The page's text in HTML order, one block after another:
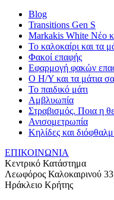
Blog
Transitions Gen S
Markakis White Νέο
Το καλοκαίρι και τα
Φακοί επαφής
Εφαρμογή φακών
Ο Η/Υ και τα μάτια
Το παιδικό μάτι
Αμβλυωπία
Στραβισμός. Ποια η
Ανισομετρωπία
Κηλίδες και
ΕΠΙΚΟΙΝΩΝΙΑ
Κεντρικό Κατάστημα
Λεωφόρος Καλοκαιρινού
Ηράκλειο Κρήτης